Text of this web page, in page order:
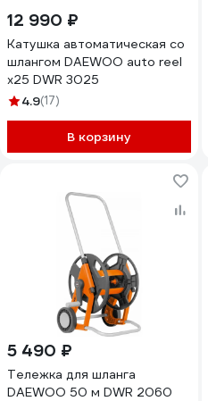
12 990 ₽
Катушка автоматическая со
шлангом DAEWOO auto reel
x25 DWR 3025
4.9(17)
В корзину
5 490 ₽
Тележка для шланга
DAEWOO 50 м DWR 2060